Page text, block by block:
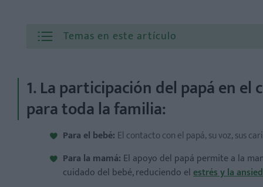
Temas en este artículo
1. La participación del papá en
para toda la familia:
Para el bebé: El contacto con el papá, su voz, sus
Para la mamá: El apoyo del papá permite a la
cuidado del bebé, reduciendo elestrés y la